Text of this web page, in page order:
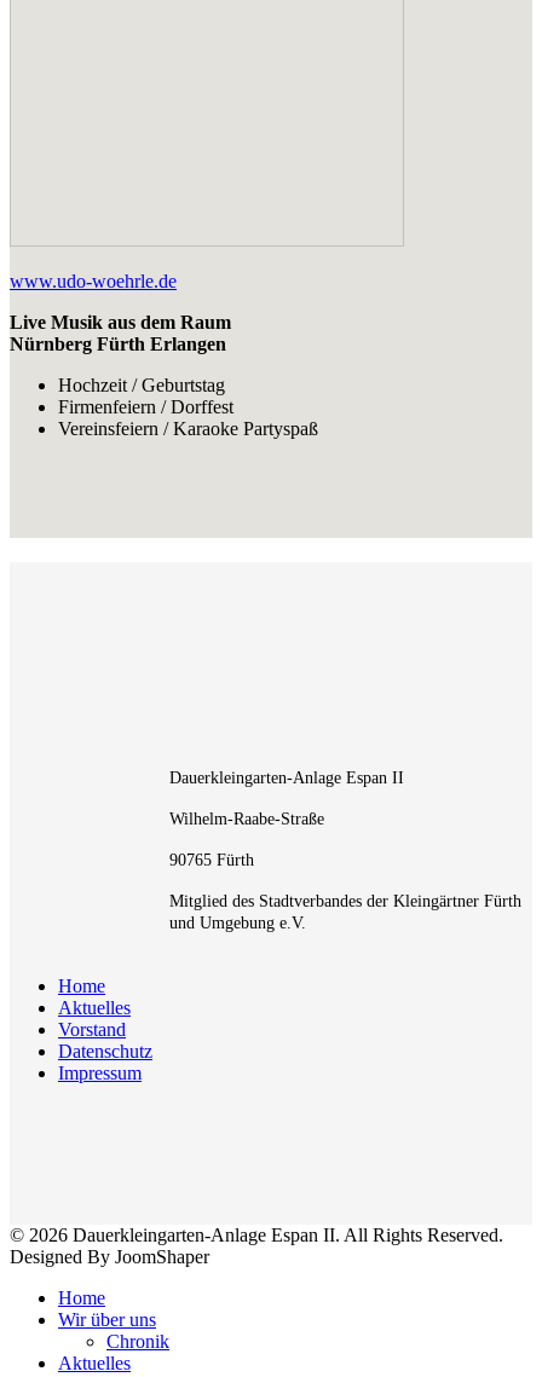
www.udo-woehrle.de
Live Musik aus dem Raum
Nürnberg Fürth Erlangen
Hochzeit / Geburtstag
Firmenfeiern / Dorffest
Vereinsfeiern / Karaoke Partyspaß
Dauerkleingarten-Anlage Espan II
Wilhelm-Raabe-Straße
90765 Fürth
Mitglied des Stadtverbandes der Kleingärtner Fürth
und Umgebung e.V.
Home
Aktuelles
Vorstand
Datenschutz
Impressum
© 2026 Dauerkleingarten-Anlage Espan II. All Rights Reserved.
Designed By JoomShaper
Home
Wir über uns
Chronik
Aktuelles